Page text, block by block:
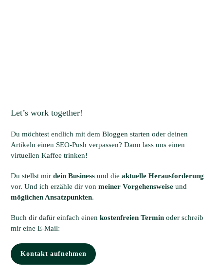
Let’s work together!
Du möchtest endlich mit dem Bloggen starten oder deinen
Artikeln einen SEO-Push verpassen? Dann lass uns einen
virtuellen Kaffee trinken!
Du stellst mirdein Business und dieaktuelle Herausforderung
vor. Und ich erzähle dir vonmeiner Vorgehensweise und
möglichen Ansatzpunkten.
Buch dir dafür einfach einenkostenfreien Termin oder schreib
mir eine E-Mail:
Kontakt aufnehmen